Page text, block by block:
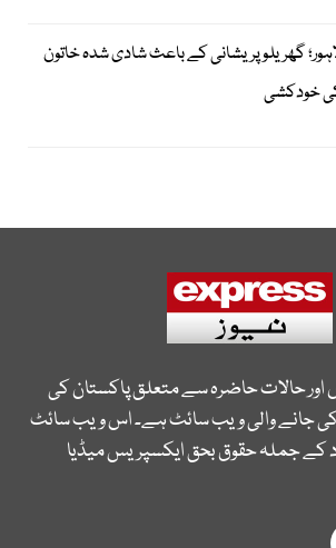
گھریلو پریشانی کے باعث شادی شدہ خاتون
خودکشی
اور حالات حاضرہ سے متعلق پاکستان کی
جانے والی ویب سائٹ ہے۔ اس ویب سائٹ
کے جملہ حقوق بحق ایکسپریس میڈیا